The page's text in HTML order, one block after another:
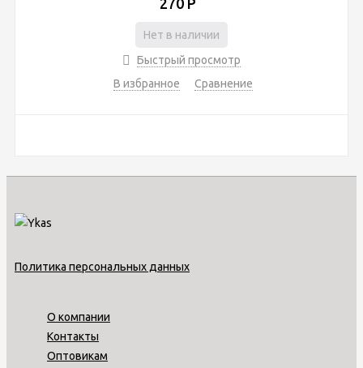
Нет в наличии
Быстрый просмотр
В избранное
Сравнение
Политика персональных данных
О компании
Контакты
Оптовикам